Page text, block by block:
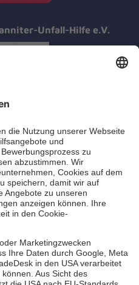
Unfall-Hilfe e.V.
Kurse
Jugend